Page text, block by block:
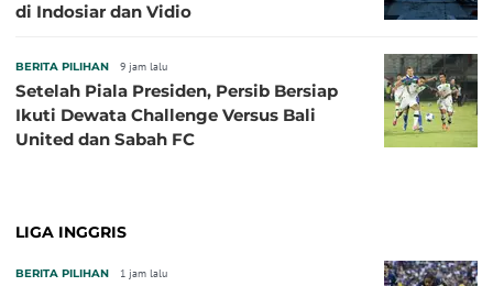
di Indosiar dan Vidio
BERITA PILIHAN 9 jam lalu
Setelah Piala Presiden, Persib Bersiap
Ikuti Dewata Challenge Versus Bali
United dan Sabah FC
LIGA INGGRIS
BERITA PILIHAN 1 jam lalu